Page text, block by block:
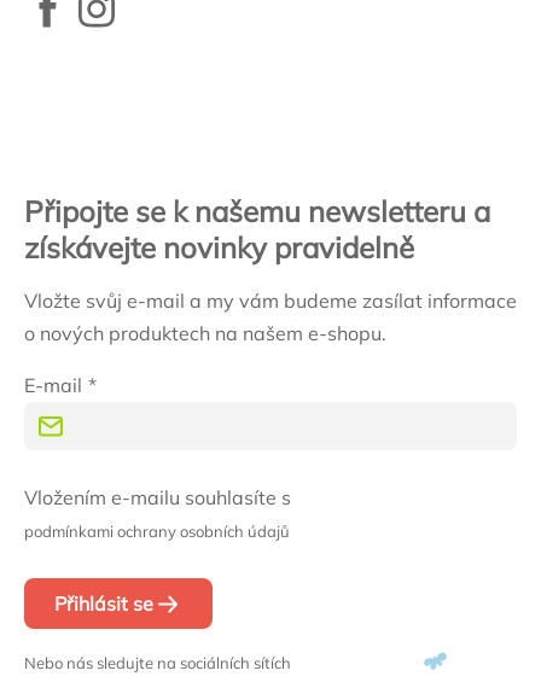
Připojte se k našemu newsletteru a
získávejte novinky pravidelně
Vložte svůj e-mail a my vám budeme zasílat informace
o nových produktech na našem e-shopu.
E-mail
Vložením e-mailu souhlasíte s
podmínkami ochrany osobních údajů
Přihlásit se
Nebo nás sledujte na sociálních sítích